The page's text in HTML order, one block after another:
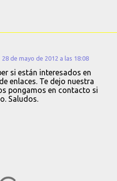
28 de mayo de 2012 a las 18:08
si están interesados en
enlaces. Te dejo nuestra
pongamos en contacto si
Saludos.